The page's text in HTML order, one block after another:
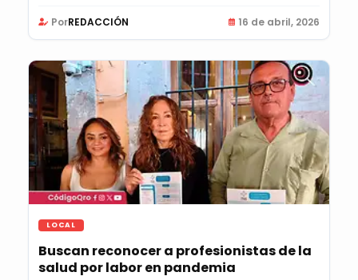
PorREDACCIÓN 16 de abril, 2026
LOCAL
Buscan reconocer a profesionistas de la
salud por labor en pandemia